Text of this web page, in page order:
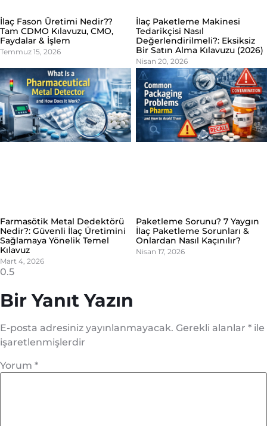
İlaç Fason Üretimi Nedir??
Tam CDMO Kılavuzu, CMO,
Faydalar & İşlem
Temmuz 15, 2026
İlaç Paketleme Makinesi
Tedarikçisi Nasıl
Değerlendirilmeli?: Eksiksiz
Bir Satın Alma Kılavuzu (2026)
Nisan 20, 2026
Farmasötik Metal Dedektörü
Nedir?: Güvenli İlaç Üretimini
Sağlamaya Yönelik Temel
Kılavuz
Mart 4, 2026
Paketleme Sorunu? 7 Yaygın
İlaç Paketleme Sorunları &
Onlardan Nasıl Kaçınılır?
Nisan 17, 2026
Bir Yanıt Yazın
E-posta adresiniz yayınlanmayacak. Gerekli alanlar * ile
işaretlenmişlerdir
Yorum *